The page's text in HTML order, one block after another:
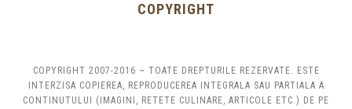
COPYRIGHT
COPYRIGHT 2007-2016 ~ TOATE DREPTURILE REZERVATE. ESTE
INTERZISA COPIEREA, REPRODUCEREA INTEGRALA SAU PARTIALA A
CONTINUTULUI (IMAGINI, RETETE CULINARE, ARTICOLE ETC.) DE PE